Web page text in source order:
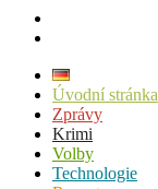
Úvodní stránka
Zprávy
Krimi
Volby
Technologie